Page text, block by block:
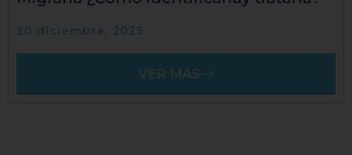
20 diciembre, 2025
VER MÁS